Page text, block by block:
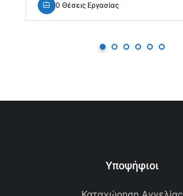
0 Θέσεις Εργασίας
Υποψήφιοι